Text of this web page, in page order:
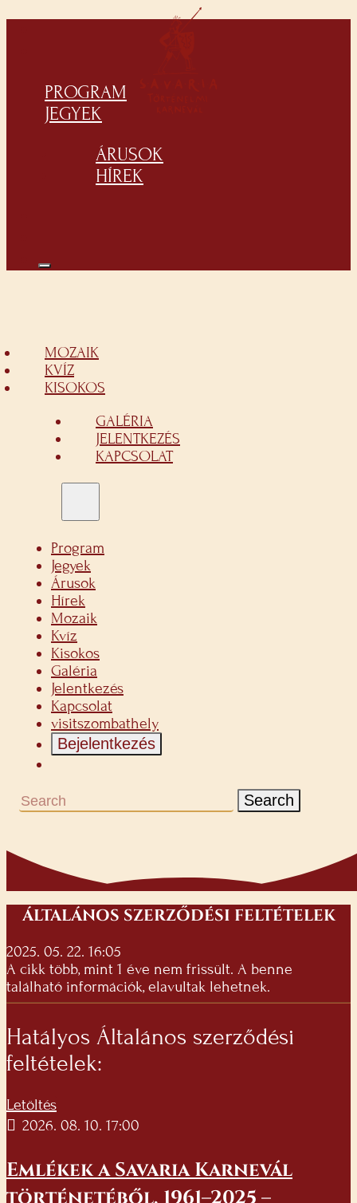
PROGRAM
JEGYEK
ÁRUSOK
HÍREK
MOZAIK
KVÍZ
KISOKOS
GALÉRIA
JELENTKEZÉS
KAPCSOLAT
Program
Jegyek
Árusok
Hírek
Mozaik
Kvíz
Kisokos
Galéria
Jelentkezés
Kapcsolat
visitszombathely
Bejelentkezés
Search
ÁLTALÁNOS SZERZŐDÉSI FELTÉTELEK
2025. 05. 22. 16:05
A cikk több, mint 1 éve nem frissült. A benne
található információk, elavultak lehetnek.
Hatályos Általános szerződési
feltételek:
Letöltés
2026. 08. 10. 17:00
Emlékek a Savaria Karnevál